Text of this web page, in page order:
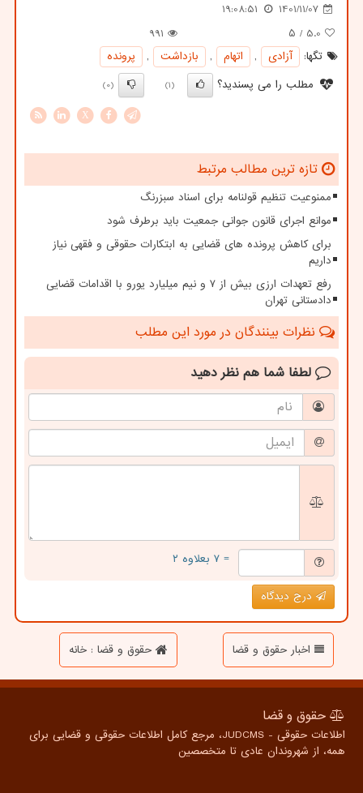
1401/11/07
19:08:51
5.0 / ۵
991
تگها:
آزادی , اتهام , بازداشت ,
پرونده
مطلب را می پسندید؟
(1)
(0)
X
تازه ترین مطالب مرتبط
ممنوعیت تنظیم قولنامه برای اسناد سبزرنگ
موانع اجرای قانون جوانی جمعیت باید برطرف شود
برای کاهش پرونده های قضایی به ابتکارات حقوقی و فقهی نیاز
داریم
رفع تعهدات ارزی بیش از ۷ و نیم میلیارد یورو با اقدامات قضایی
دادستانی تهران
نظرات بینندگان در مورد این مطلب
لطفا شما هم نظر دهید
= ۷ بعلاوه ۲
درج دیدگاه
اخبار حقوق و قضا حقوق و قضا : خانه
حقوق و قضا
اطلاعات حقوقی - JUDCMS، مرجع کامل اطلاعات حقوقی و قضایی برای
همه، از شهروندان عادی تا متخصصین